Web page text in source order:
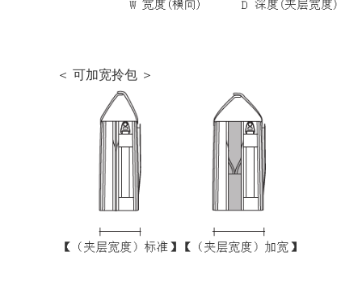
＜ 可加宽拎包 ＞